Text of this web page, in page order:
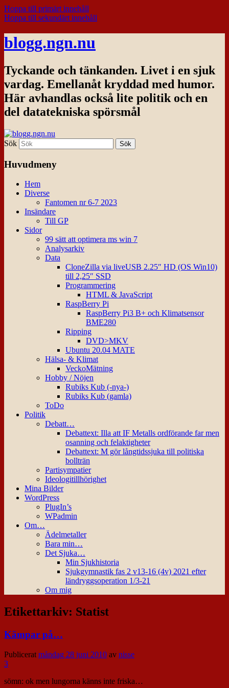
Hoppa till primärt innehåll
Hoppa till sekundärt innehåll
blogg.ngn.nu
Tyckande och tänkanden. Livet i en sjuk
vardag. Emellanåt kryddad med humor.
Här avhandlas också lite politik och en
del datatekniska spörsmål
Sök
Huvudmeny
Hem
Diverse
Fantomen nr 6-7 2023
Insändare
Till GP
Sidor
99 sätt att optimera ms win 7
Analysarkiv
Data
CloneZilla via liveUSB 2.25″ HD (OS Win10)
till 2,25″ SSD
Programmering
HTML & JavaScript
RaspBerry Pi
RaspBerry Pi3 B+ och Klimatsensor
BME280
Ripping
DVD>MKV
Ubuntu 20.04 MATE
Hälsa- & Klimat
VeckoMätning
Hobby / Nöjen
Rubiks Kub (-nya-)
Rubiks Kub (gamla)
ToDo
Politik
Debatt…
Debattext: Illa att IF Metalls ordförande far men
osanning och felaktigheter
Debattext: M gör långtidssjuka till politiska
bollträn
Partisympatier
Ideologitillhörighet
Mina Bilder
WordPress
PlugIn’s
WPadmin
Om…
Ädelmetaller
Bara min…
Det Sjuka…
Min Sjukhistoria
Sjukgymnastik fas 2 v13-16 (4v) 2021 efter
ländryggsoperation 1/3-21
Om mig
Etikettarkiv: Statist
Kämpar på…
Publicerat måndag 28 juni 2010 av nisse
3
sömn: ok men lungorna känns inte friska…